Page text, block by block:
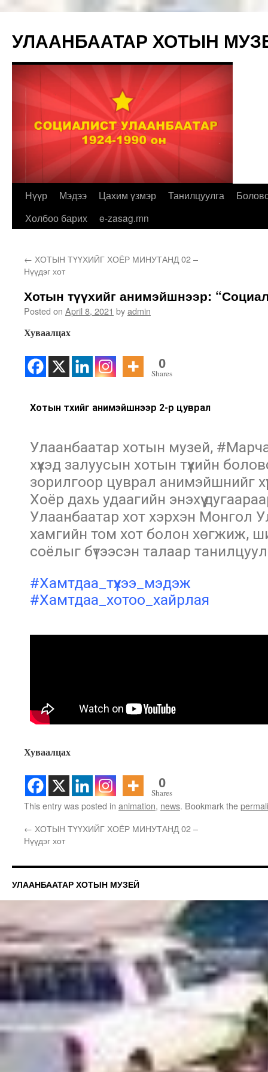
УЛААНБААТАР ХОТЫН
Нүүр Мэдээ Цахим үзмэр Танилцуулга
Холбоо барих
e-zasag.mn
← ХОТЫН ТҮҮХИЙГ ХОЁР МИНУТАНД 02 –
Нүүдэг хот
Хотын түүхийг анимэйшнээр:
Posted on April 8, 2021 byadmin
Хуваалцах
0
Shares
Хотын түүхийг анимэйшнээр 2-р цуврал
Улаанбаатар хотын музей,
хүүхэд залуусын хотын түүхийн
зорилгоор цуврал анимэйшнийг
Хоёр дахь удаагийн энэхүү
Улаанбаатар хот хэрхэн Монгол
хамгийн том хот болон хөгжиж,
соёлыг бүтээсэн талаар
#Хамтдаа_түүхээ_мэдэж
#Хамтдаа_хотоо_хайрлая
Хуваалцах
0
Shares
This entry was posted in animation, news. Bookmark the
← ХОТЫН ТҮҮХИЙГ ХОЁР МИНУТАНД 02 –
Нүүдэг хот
УЛААНБААТАР ХОТЫН МУЗЕЙ